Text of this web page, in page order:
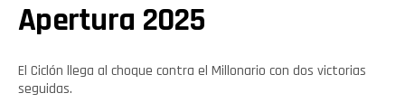
Apertura 2025
El Ciclón llega al choque contra el Millonario con dos victorias
seguidas.